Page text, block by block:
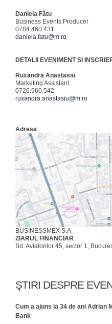
Daniela Fătu
Business Events Producer
0784 460.431
daniela.fatu@m.ro
DETALII EVENIMENT SI
Ruxandra Anastasiu
Marketing Assistant
0726.960.542
ruxandra.anastasiu@m.ro
Adresa
BUSINESSMEX S.A.
ZIARUL FINANCIAR
Bd. Aviatorilor 45, sector 1,
ŞTIRI DESPRE
Cum a ajuns la 34 de ani Adrian
Bank